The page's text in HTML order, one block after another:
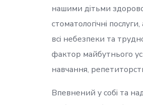
нашими дітьми
стоматологічні
всі небезпеки та
фактор майбутнього
навчання,
Впевнений у собі та